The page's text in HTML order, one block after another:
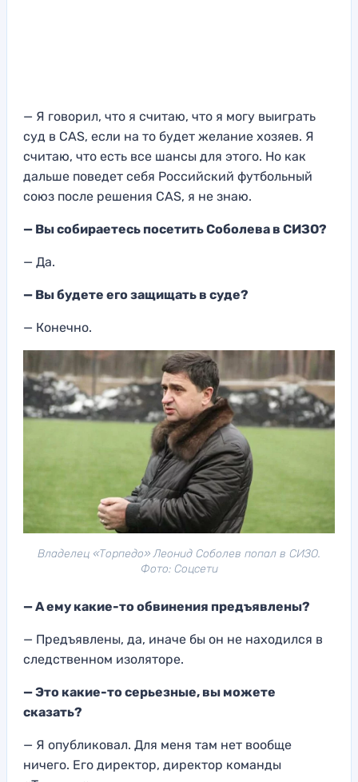
— Я говорил, что я считаю, что я могу выиграть
суд в CAS, если на то будет желание хозяев. Я
считаю, что есть все шансы для этого. Но как
дальше поведет себя Российский футбольный
союз после решения CAS, я не знаю.
— Высобираетесь посетить Соболева в СИЗО?
— Да.
— Вы будете его защищать в суде?
— Конечно.
Владелец «Торпедо» Леонид Соболев попал в СИЗО.
Фото: Соцсети
— А ему какие-то обвинения предъявлены?
— Предъявлены, да, иначе бы он не находился в
следственном изоляторе.
— Это какие-то серьезные, вы можете
сказать?
— Я опубликовал. Для меня там нет вообще
ничего. Его директор, директор команды